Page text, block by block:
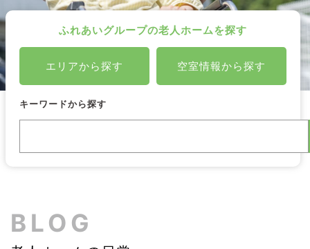
ふれあいグループの老人ホームを探す
エリアから探す 空室情報から探す
キーワードから探す
BLOG